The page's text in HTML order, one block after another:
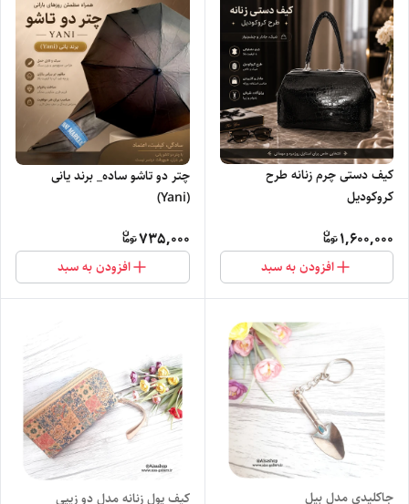
کیف دستی چرم زنانه طرح
کروکودیل
1,600,000
افزودن به سبد
چتر دو تاشو ساده_ برند یانی
(Yani)
735,000
افزودن به سبد
جاکلیدی مدل بیل کیف پول زنانه مدل دو زیپی